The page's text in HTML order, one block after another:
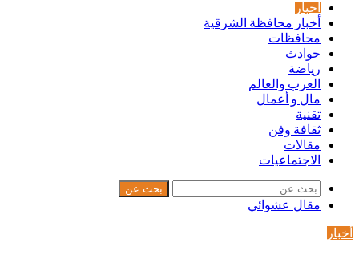
أخبار
أخبار محافظة الشرقية
محافظات
حوادث
رياضة
العرب والعالم
مال و أعمال
تقنية
ثقافة وفن
مقالات
الاجتماعيات
بحث عن
مقال عشوائي
أخبار